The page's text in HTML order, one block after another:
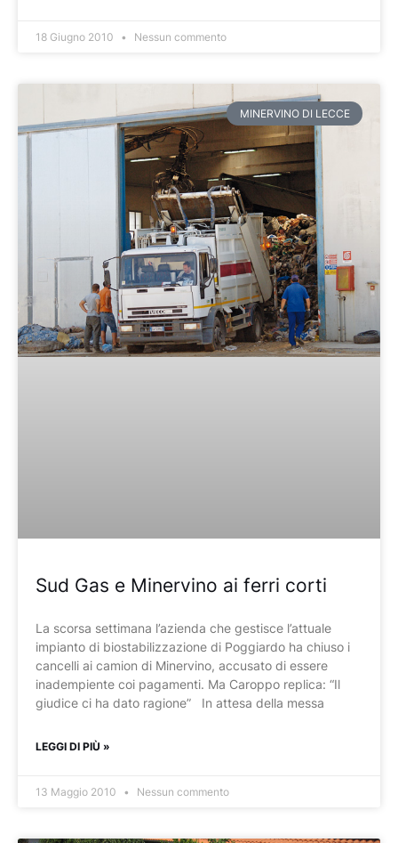
18 Giugno 2010 Nessun commento
MINERVINO DI LECCE
Sud Gas e Minervino ai ferri corti
La scorsa settimana l’azienda che gestisce l’attuale
impianto di biostabilizzazione di Poggiardo ha chiuso i
cancelli ai camion di Minervino, accusato di essere
inadempiente coi pagamenti. Ma Caroppo replica: “Il
giudice ci ha dato ragione” In attesa della messa
LEGGI DI PIÙ »
13 Maggio 2010 Nessun commento